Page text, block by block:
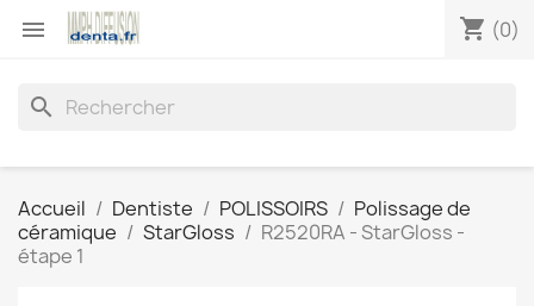
 shopping_cart (0)
search
Accueil Dentiste POLISSOIRS
Polissage de
céramique
StarGloss
R2520RA - StarGloss -
étape 1